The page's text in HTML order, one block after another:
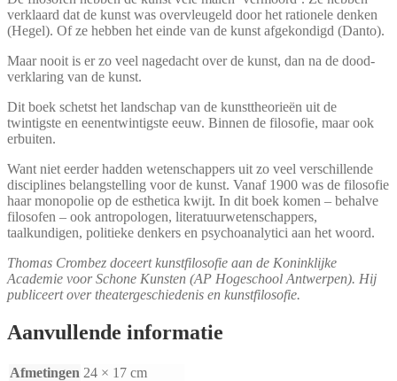
verklaard dat de kunst was overvleugeld door het rationele denken
(Hegel). Of ze hebben het einde van de kunst afgekondigd (Danto).
Maar nooit is er zo veel nagedacht over de kunst, dan na de dood­
verklaring van de kunst.
Dit boek schetst het landschap van de kunsttheorieën uit de
twintigste en eenen­twintigste eeuw. Binnen de filosofie, maar ook
erbuiten.
Want niet eerder hadden weten­schappers uit zo veel verschillende
disciplines belang­stelling voor de kunst. Vanaf 1900 was de filosofie
haar monopolie op de esthetica kwijt. In dit boek komen – behalve
filosofen – ook antropologen, literatuur­wetenschappers,
taalkundigen, politieke denkers en psycho­analytici aan het woord.
Thomas Crombez doceert kunst­filo­sofie aan de Koninklijke
Academie voor Schone Kunsten (AP Hoge­school Antwerpen). Hij
publiceert over theater­geschiedenis en kunst­filosofie.
Aanvullende informatie
Afmetingen 24 × 17 cm